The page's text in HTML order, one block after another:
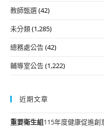
教師甄選(42)
未分類(1,285)
總務處公告(42)
輔導室公告(1,222)
近期文章
重要衛生組115年度健康促進